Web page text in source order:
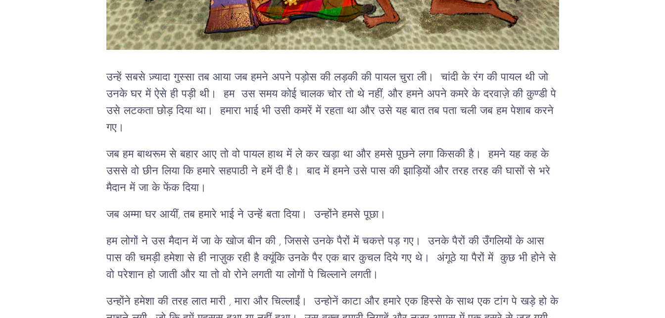
उन्हें सबसे ज़्यादा गुस्सा तब आया जब हमने अपने पड़ोस की लड़की की पायल चुरा ली। चांदी के रंग की पायल थी जो
उनके घर में ऐसे ही पड़ी थी। हम उस समय कोई चालक चोर तो थे नहीं, और हमने अपने कमरे के दरवाज़े की कुण्डी पे
उसे लटकता छोड़ दिया था। हमारा भाई भी उसी कमरें में रहता था और उसे यह बात तब पता चली जब हम पेशाब करने
गए।
जब हम बाथरूम से बहार आए तो वो पायल हाथ में ले कर खड़ा था और हमसे पूछने लगा किसकी है। हमने यह कह के
उससे वो छीन लिया कि हमारे सहपाठी ने हमें दी है। बाद में हमने उसे पास की झाड़ियों और तरह तरह की घासों से भरे
मैदान में जा के फेंक दिया।
जब अम्मा घर आयीं, तब हमारे भाई ने उन्हें बता दिया। उन्होंने हमसे पूछा।
हम लोगों ने उस मैदान में जा के खोज बीन की , जिससे उनके पैरों में चकत्ते पड़ गए। उनके पैरों की उँगलियों के आस
पास की चमड़ी हमेशा से ही नाज़ुक रही है क्यूंकि उनके पैर एक बार कुचल दिये गए थे। अंगूठे या पैरों में कुछ भी होने से
वो परेशान हो जाती और या तो वो रोने लगती या लोगों पे चिल्लाने लगती।
उन्होंने हमेशा की तरह लात मारी , मारा और चिल्लाईं। उन्होनें काटा और हमारे एक हिस्से के साथ एक टांग पे खड़े हो के